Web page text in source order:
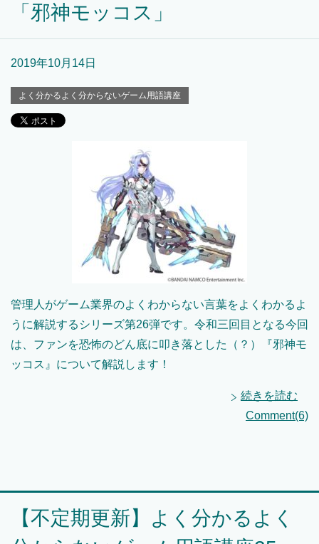
「邪神モッコス」
2019年10月14日
よく分かるよく分からないゲーム用語講座
管理人がゲーム業界のよくわからない言葉をよくわかるよ
うに解説するシリーズ第26弾です。令和三回目となる今回
は、ファンを恐怖のどん底に叩き落とした（？）『邪神モ
ッコス』について解説します！
続きを読む
Comment(6)
【不定期更新】よく分かるよく